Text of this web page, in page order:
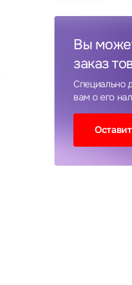
Вы
заказ
Специально
вам о его